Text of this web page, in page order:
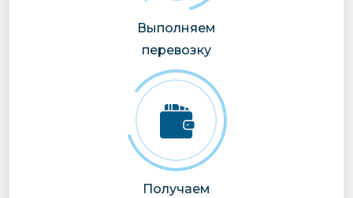
Выполняем
перевозку
Получаем